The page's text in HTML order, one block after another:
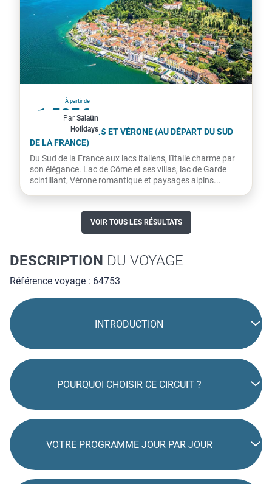
À partir de
1 525€
par personne
Par Salaün
Holidays
LES LACS ITALIENS ET VÉRONE (AU DÉPART DU SUD
DE LA FRANCE)
Du Sud de la France aux lacs italiens, l'Italie charme par
son élégance. Lac de Côme et ses villas, lac de Garde
scintillant, Vérone romantique et paysages alpins...
VOIR TOUS LES RÉSULTATS
DESCRIPTION DU VOYAGE
Référence voyage : 64753
INTRODUCTION
POURQUOI CHOISIR CE CIRCUIT ?
VOTRE PROGRAMME JOUR PAR JOUR